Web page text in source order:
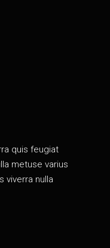
quis feugiat
metuse varius
viverra nulla